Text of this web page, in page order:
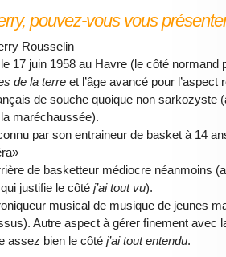
pouvez-vous vous
Rousselin
17 juin 1958 au Havre (le côté normand
de la terre et l’âge avancé pour l’aspect
de souche quoique non sarkozyste
maréchaussée).
par son entraineur de basket à 14
de basketteur médiocre néanmoins
justifie le côtéj’ai tout vu).
musical de musique de jeunes
Autre aspect à gérer finement avec
assez bien le côtéj’ai tout entendu.